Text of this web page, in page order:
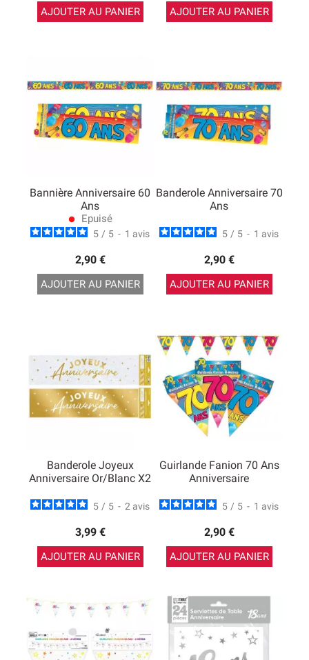
AJOUTER AU PANIER AJOUTER AU PANIER
Bannière Anniversaire 60
Ans
lens Epuisé
5 / 5 - 1 avis
2,90 €
AJOUTER AU PANIER
Banderole Anniversaire 70
Ans
5 / 5 - 1 avis
2,90 €
AJOUTER AU PANIER
Banderole Joyeux
Anniversaire Or/blanc X2
5 / 5 - 2 avis
3,99 €
AJOUTER AU PANIER
Guirlande Fanion 70 Ans
Anniversaire
5 / 5 - 1 avis
2,90 €
AJOUTER AU PANIER